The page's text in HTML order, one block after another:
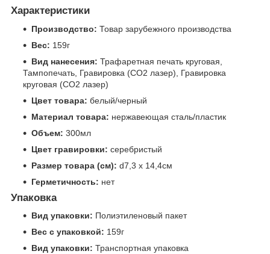
Характеристики
Производство: Товар зарубежного производства
Вес: 159г
Вид нанесения: Трафаретная печать круговая,
Тампопечать, Гравировка (CO2 лазер), Гравировка
круговая (CO2 лазер)
Цвет товара: белый/черный
Материал товара: нержавеющая сталь/пластик
Объем: 300мл
Цвет гравировки: серебристый
Размер товара (см): d7,3 х 14,4см
Герметичность: нет
Упаковка
Вид упаковки: Полиэтиленовый пакет
Вес с упаковкой: 159г
Вид упаковки: Транспортная упаковка